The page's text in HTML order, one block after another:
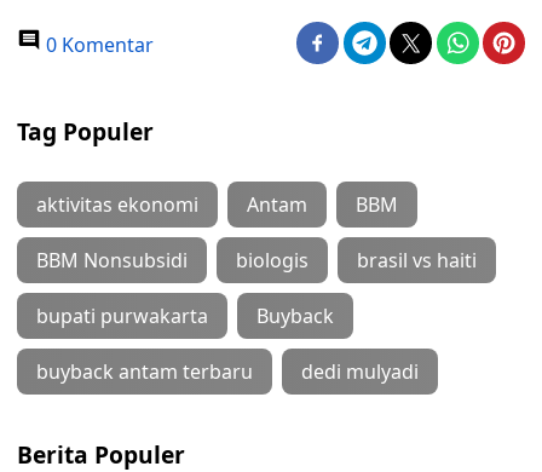
0 Komentar
Tag Populer
aktivitas ekonomi Antam BBM
BBM Nonsubsidi biologis brasil vs haiti
bupati purwakarta Buyback
buyback antam terbaru dedi mulyadi
Berita Populer